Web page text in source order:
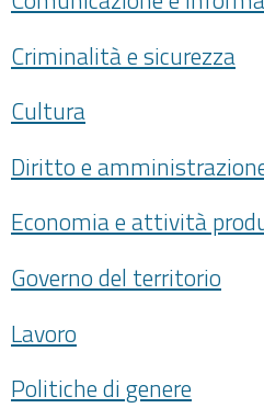
Criminalità e sicurezza
Cultura
Diritto e
Economia e attività
Governo del territorio
Lavoro
Politiche di genere